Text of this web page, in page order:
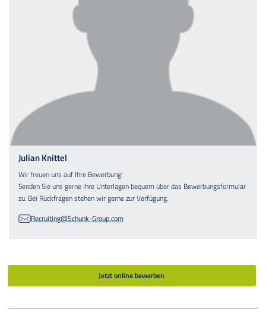
Julian Knittel
Wir freuen uns auf Ihre Bewerbung!
Senden Sie uns gerne Ihre Unterlagen bequem über das Bewerbungsformular
zu. Bei Rückfragen stehen wir gerne zur Verfügung.
Recruiting@Schunk-Group.com
Jetzt online bewerben